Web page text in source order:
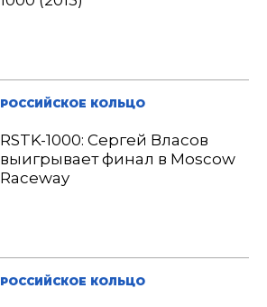
РОССИЙСКОЕ КОЛЬЦО
RSTK-1000: Сергей Власов
выигрывает финал в Moscow
Raceway
РОССИЙСКОЕ КОЛЬЦО